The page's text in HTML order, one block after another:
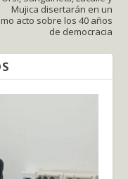
Mujica disertarán en un
acto sobre los 40 años
de democracia